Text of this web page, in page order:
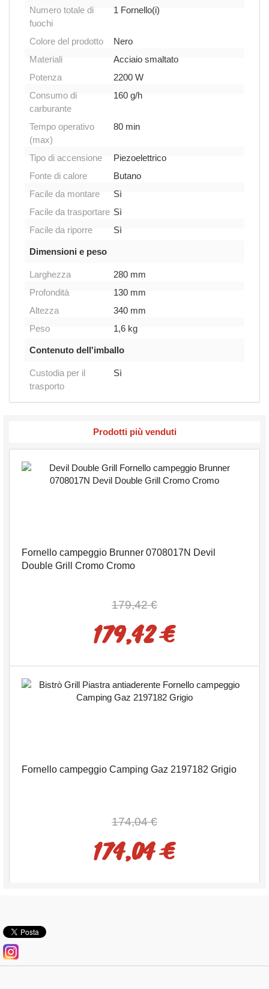
Numero totale di
fuochi
1 Fornello(i)
Colore del prodotto
Nero
Materiali
Acciaio smaltato
Potenza
2200 W
Consumo di
carburante
160 g/h
Tempo operativo
(max)
80 min
Tipo di accensione
Piezoelettrico
Fonte di calore
Butano
Facile da montare
Sì
Facile da trasportare Sì
Facile da riporre
Sì
Dimensioni e peso
Larghezza
280 mm
Profondità
130 mm
Altezza
340 mm
Peso
1,6 kg
Contenuto dell'imballo
Custodia per il
trasporto
Sì
Prodotti più venduti
Fornello campeggio Brunner 0708017N Devil
Double Grill Cromo Cromo
179,42 €
179,42 €
Fornello campeggio Camping Gaz 2197182 Grigio
174,04 €
174,04 €